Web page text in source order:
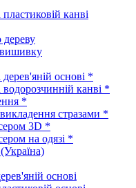
канві
основі *
канві *
*
стразами *
3D *
на одязі *
основі